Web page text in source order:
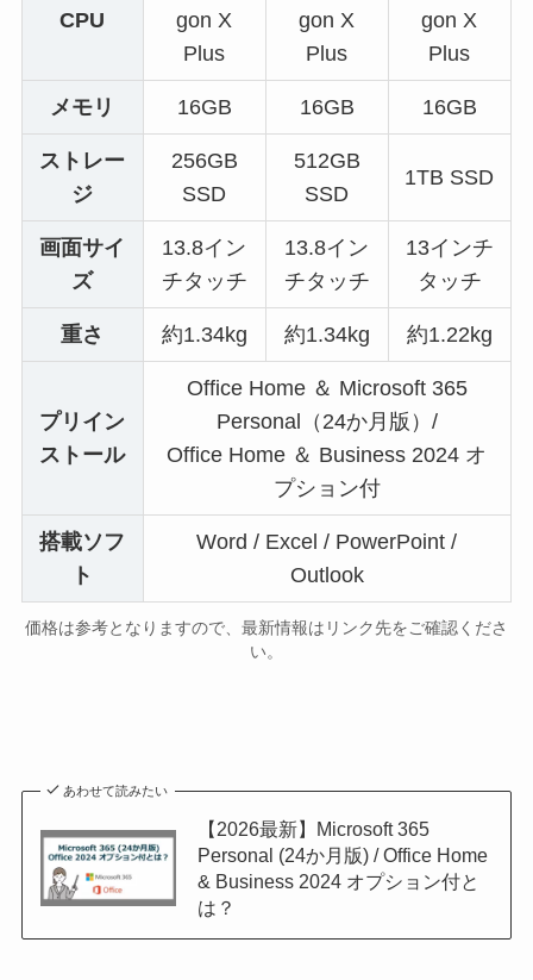
CPU
gon X
Plus
gon X
Plus
gon X
Plus
メモリ 16GB 16GB 16GB
ストレー
ジ
256GB
SSD
512GB
SSD
1TB SSD
画面サイ
ズ
13.8イン
チタッチ
13.8イン
チタッチ
13インチ
タッチ
重さ 約1.34kg 約1.34kg 約1.22kg
プリイン
ストール
Office Home ＆ Microsoft 365
Personal（24か月版）/
Office Home ＆ Business 2024 オ
プション付
搭載ソフ
ト
Word / Excel / PowerPoint /
Outlook
価格は参考となりますので、最新情報はリンク先をご確認くださ
い。
あわせて読みたい
【2026最新】Microsoft 365
Personal (24か月版) / Office Home
& Business 2024 オプション付と
は？